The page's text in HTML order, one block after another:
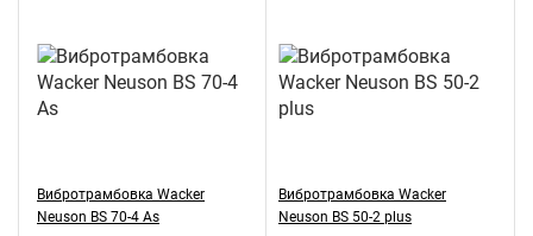
Вибротрамбовка Wacker
Neuson BS 70-4 As
Вибротрамбовка Wacker
Neuson BS 50-2 plus